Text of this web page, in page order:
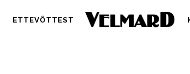
ETTEVÕTTEST